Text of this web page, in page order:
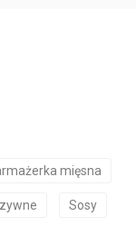
mięsna
Sosy